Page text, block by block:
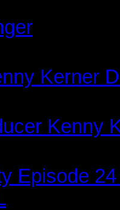
Kerner
Kenny
Episode